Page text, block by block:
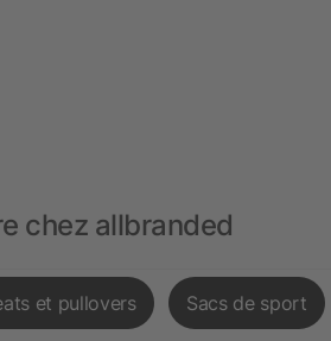
chez allbranded
et pullovers Sacs de sport